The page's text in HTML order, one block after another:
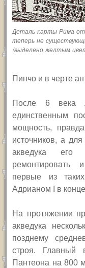
Деталь карты Рима от
теперь не
(выделено желтым
Пинчо и в черте
После 6 века
единственным
мощность,
источников, а
акведука его
ремонтировать
первые из
Адрианом
в
На протяжении
акведука
позднему
строя. Главный
Пантеона на 800